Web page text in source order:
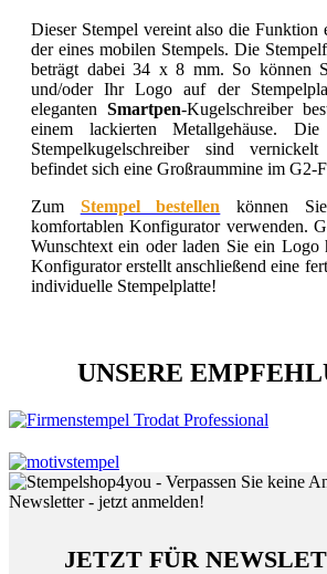
Dieser Stempel vereint also die Funktion
der eines mobilen Stempels. Die
beträgt dabei 34 x 8 mm. So können
und/oder Ihr Logo auf der
eleganten Smartpen-Kugelschreiber
einem lackierten Metallgehäuse.
Stempelkugelschreiber sind
befindet sich eine Großraummine im G2-
Zum Stempel bestellen können
komfortablen Konfigurator verwenden.
Wunschtext ein oder laden Sie ein Logo
Konfigurator erstellt anschließend eine
individuelle Stempelplatte!
UNSERE
JETZT FÜR